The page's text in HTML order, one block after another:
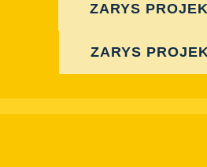
ZARYS
ZARYS